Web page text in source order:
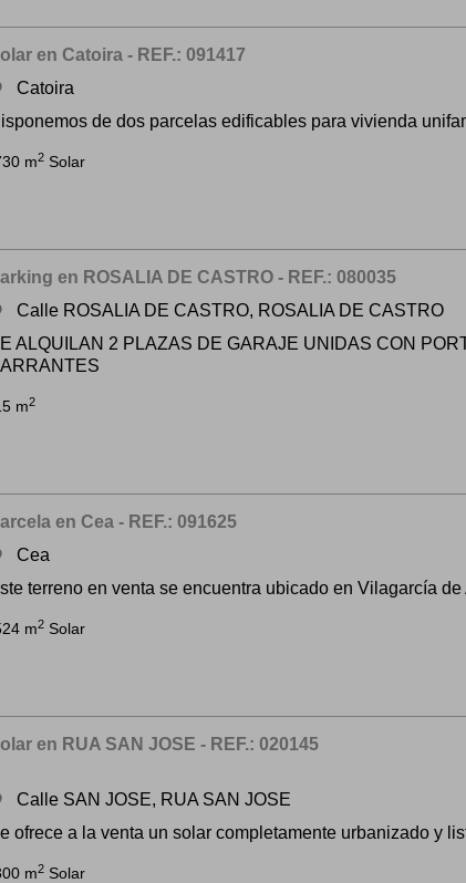
en Catoira - REF.: 091417
Catoira
de dos parcelas edificables para vivienda
m2 Solar
en ROSALIA DE CASTRO - REF.: 080035
Calle ROSALIA DE CASTRO, ROSALIA DE CASTRO
ALQUILAN 2 PLAZAS DE GARAJE UNIDAS CON
m2
en Cea - REF.: 091625
Cea
terreno en venta se encuentra ubicado en Vilagarcía
m2 Solar
en RUA SAN JOSE - REF.: 020145
Calle SAN JOSE, RUA SAN JOSE
ofrece a la venta un solar completamente urbanizado y
m2 Solar